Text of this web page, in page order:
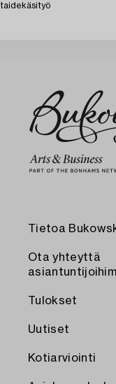
taidekäsityö
Tietoa
Ota yhteyttä
Tulokset
Uutiset
Kotiarviointi